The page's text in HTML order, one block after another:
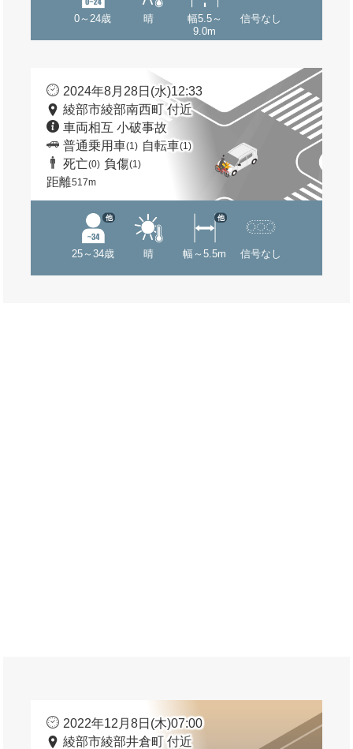
0～24歳 晴
幅5.5～
9.0m
信号なし
2024年8月28日(水)12:33
綾部市綾部南西町 付近
車両相互 小破事故
普通乗用車(1) 自転車(1)
死亡(0) 負傷(1)
距離517m
25～34歳
他
晴 幅～5.5m
他
信号なし
2022年12月8日(木)07:00
綾部市綾部井倉町 付近